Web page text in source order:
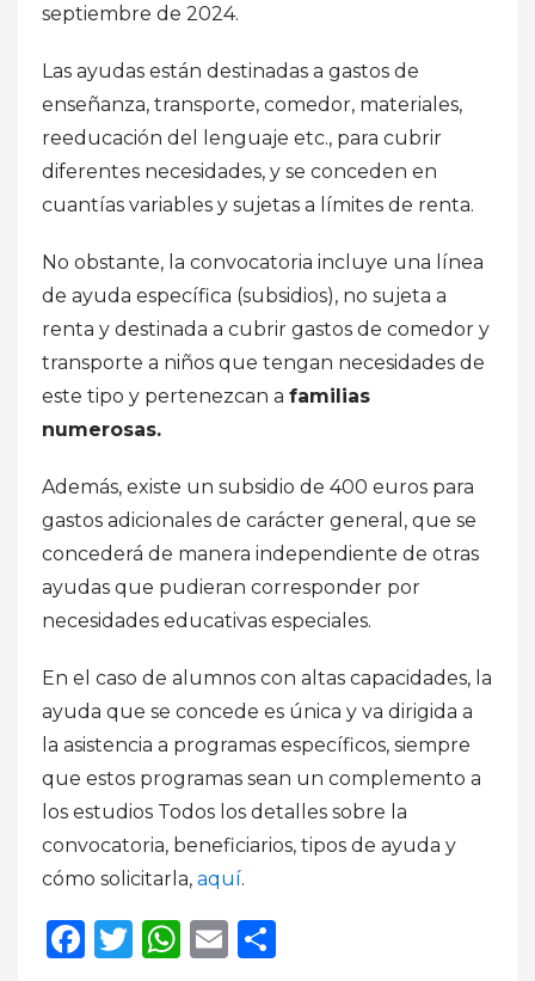
septiembre de 2024.
Las ayudas están destinadas a gastos de
enseñanza, transporte, comedor, materiales,
reeducación del lenguaje etc., para cubrir
diferentes necesidades, y se conceden en
cuantías variables y sujetas a límites de renta.
No obstante, la convocatoria incluye una línea
de ayuda específica (subsidios), no sujeta a
renta y destinada a cubrir gastos de comedor y
transporte a niños que tengan necesidades de
este tipo y pertenezcan a familias
numerosas.
Además, existe un subsidio de 400 euros para
gastos adicionales de carácter general, que se
concederá de manera independiente de otras
ayudas que pudieran corresponder por
necesidades educativas especiales.
En el caso de alumnos con altas capacidades, la
ayuda que se concede es única y va dirigida a
la asistencia a programas específicos, siempre
que estos programas sean un complemento a
los estudios Todos los detalles sobre la
convocatoria, beneficiarios, tipos de ayuda y
cómo solicitarla, aquí.
Facebook
Twitter
WhatsApp
Email